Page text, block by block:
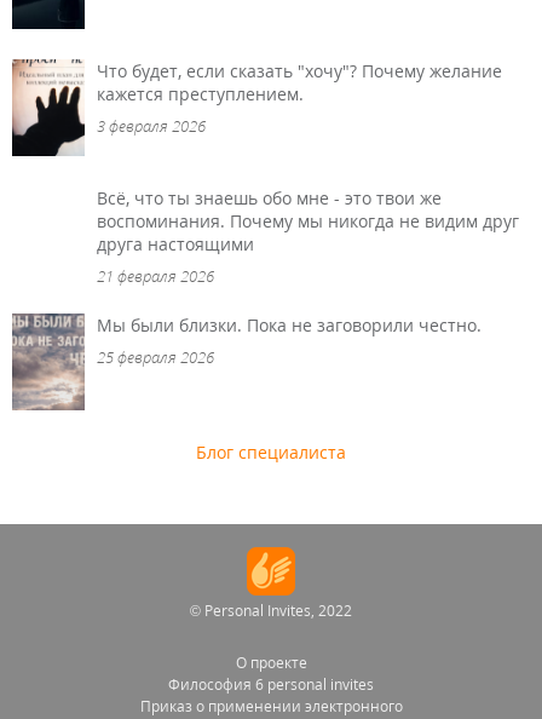
Что будет, если сказать "хочу"? Почему желание
кажется преступлением.
3 февраля 2026
Всё, что ты знаешь обо мне - это твои же
воспоминания. Почему мы никогда не видим друг
друга настоящими
21 февраля 2026
Мы были близки. Пока не заговорили честно.
25 февраля 2026
Блог специалиста
© Personal Invites, 2022
О проекте
Философия 6 personal invites
Приказ о применении электронного